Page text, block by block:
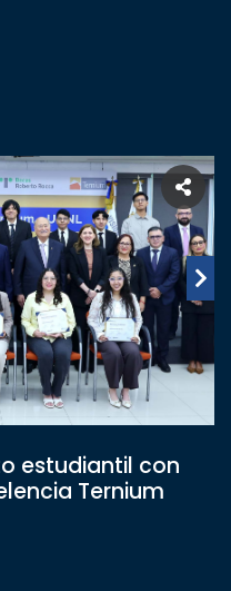
estudiantil con
Ternium